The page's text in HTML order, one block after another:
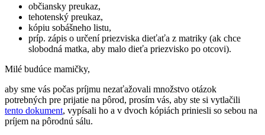
občiansky preukaz,
tehotenský preukaz,
kópiu sobášneho listu,
príp. zápis o určení priezviska dieťaťa z matriky (ak chce
slobodná matka, aby malo dieťa priezvisko po otcovi).
Milé budúce mamičky,
aby sme vás počas príjmu nezaťažovali množstvo otázok
potrebných pre prijatie na pôrod, prosím vás, aby ste si vytlačili
tento dokument, vypísali ho a v dvoch kópiách priniesli so sebou na
príjem na pôrodnú sálu.